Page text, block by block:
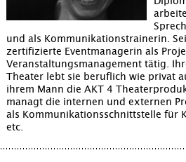
und als Kommunikationstrainerin.
zertifizierte Eventmanagerin als
Veranstaltungsmanagement tätig.
Theater lebt sie beruflich wie privat
ihrem Mann die AKT 4
managt die internen und externen
als Kommunikationsschnittstelle für
etc.